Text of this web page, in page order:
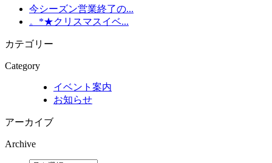
今シーズン営業終了の...
。*★クリスマスイベ...
カテゴリー
Category
イベント案内
お知らせ
アーカイブ
Archive